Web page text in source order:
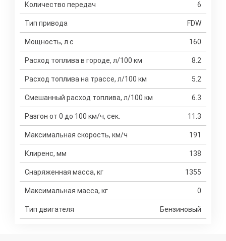
Количество передач 6
Тип привода FDW
Мощность, л.с 160
Расход топлива в городе, л/100 км 8.2
Расход топлива на трассе, л/100 км 5.2
Смешанный расход топлива, л/100 км 6.3
Разгон от 0 до 100 км/ч, сек. 11.3
Максимальная скорость, км/ч 191
Клиренс, мм 138
Снаряженная масса, кг 1355
Максимальная масса, кг 0
Тип двигателя Бензиновый